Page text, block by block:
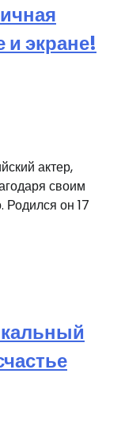
и экране!
актер,
своим
Родился он 17